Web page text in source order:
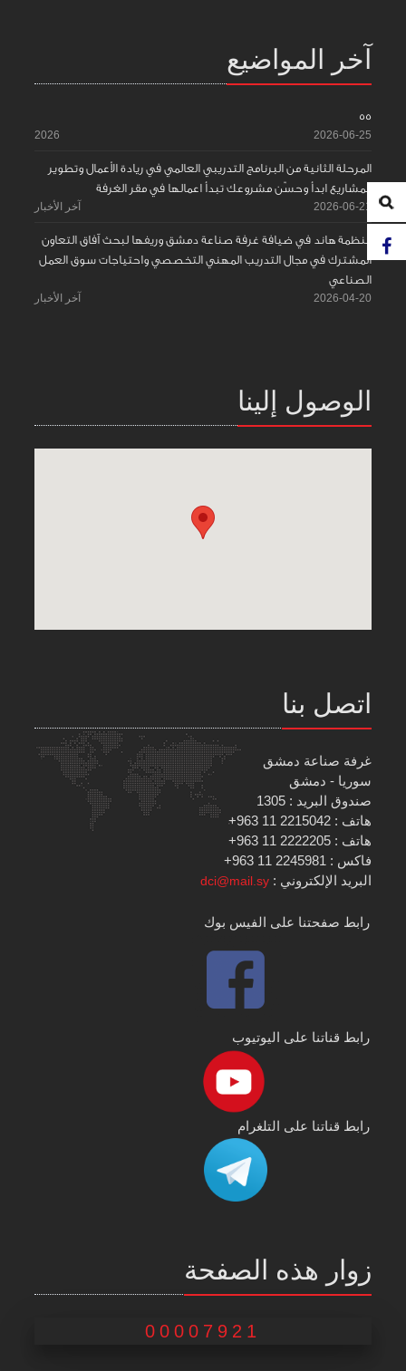
آخر المواضيع
55
2026-06-25
2026
المرحلة الثانية من البرنامج التدريبي العالمي في ريادة الأعمال وتطوير
المشاريع ابدأ وحسّن مشروعك تبدأ اعمالها في مقر الغرفة
2026-06-21 آخر الأخبار
منظمة هاند في ضيافة غرفة صناعة دمشق وريفها لبحث آفاق التعاون
المشترك في مجال التدريب المهني التخصصي واحتياجات سوق العمل
الصناعي
2026-04-20 آخر الأخبار
الوصول إلينا
اتصل بنا
غرفة صناعة دمشق
سوريا - دمشق
صندوق البريد : 1305
هاتف : 2215042 11 963+
هاتف : 2222205 11 963+
فاكس : 2245981 11 963+
البريد الإلكتروني :dci@mail.sy
رابط صفحتنا على الفيس بوك
رابط قناتنا على اليوتيوب
رابط قناتنا على التلغرام
زوار هذه الصفحة
00007921